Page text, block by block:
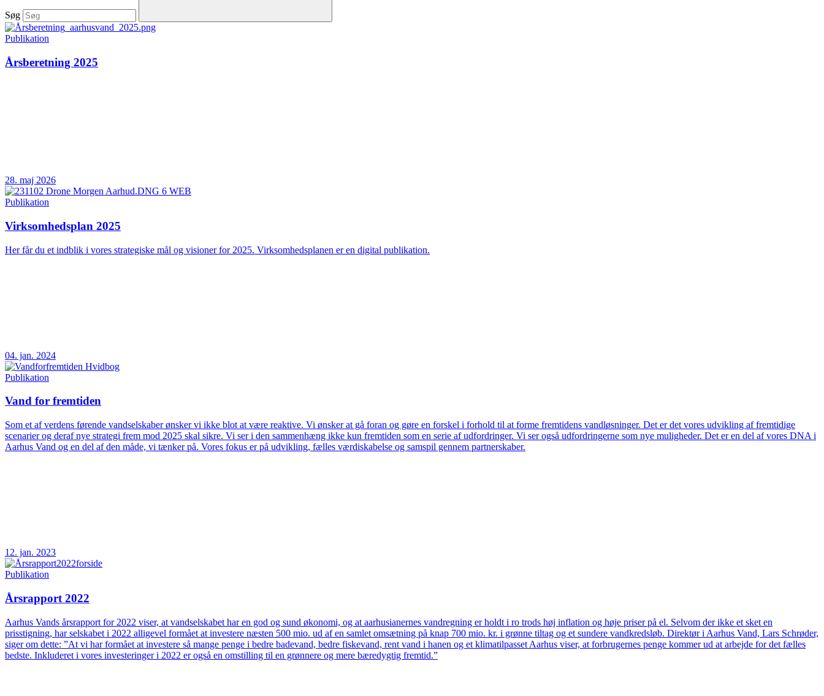
Søg
Publikation
Årsberetning 2025
28. maj 2026
Publikation
Virksomhedsplan 2025
Her får du et indblik i vores strategiske mål og visioner for 2025. Virksomhedsplanen er en digital publikation.
04. jan. 2024
Publikation
Vand for fremtiden
Som et af verdens førende vandselskaber ønsker vi ikke blot at være reaktive. Vi ønsker at gå foran og gøre en forskel i forhold til at forme fremtidens vandløsninger. Det er det vores udvikling af fremtidige
scenarier og deraf nye strategi frem mod 2025 skal sikre. Vi ser i den sammenhæng ikke kun fremtiden som en serie af udfordringer. Vi ser også udfordringerne som nye muligheder. Det er en del af vores DNA i
Aarhus Vand og en del af den måde, vi tænker på. Vores fokus er på udvikling, fælles værdiskabelse og samspil gennem partnerskaber.
12. jan. 2023
Publikation
Årsrapport 2022
Aarhus Vands årsrapport for 2022 viser, at vandselskabet har en god og sund økonomi, og at aarhusianernes vandregning er holdt i ro trods høj inflation og høje priser på el. Selvom der ikke et sket en
prisstigning, har selskabet i 2022 alligevel formået at investere næsten 500 mio. ud af en samlet omsætning på knap 700 mio. kr. i grønne tiltag og et sundere vandkredsløb. Direktør i Aarhus Vand, Lars Schrøder,
siger om dette: ”At vi har formået at investere så mange penge i bedre badevand, bedre fiskevand, rent vand i hanen og et klimatilpasset Aarhus viser, at forbrugernes penge kommer ud at arbejde for det fælles
bedste. Inkluderet i vores investeringer i 2022 er også en omstilling til en grønnere og mere bæredygtig fremtid.”